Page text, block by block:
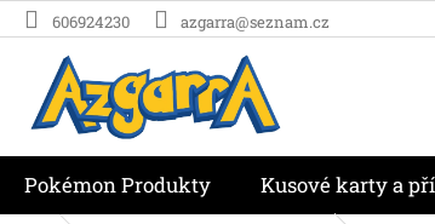
Přejít
na
606924230 azgarra@seznam.cz
Pokémon Produkty Kusové karty a